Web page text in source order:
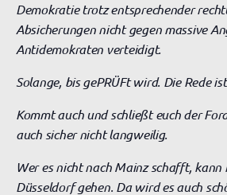
Demokratie trotz entsprechender
Absicherungen nicht gegen massive
Antidemokraten verteidigt.
Solange, bis gePRÜFt wird. Die Rede
Kommt auch und schließt euch der
auch sicher nicht langweilig.
Wer es nicht nach Mainz schafft,
Düsseldorf gehen. Da wird es auch